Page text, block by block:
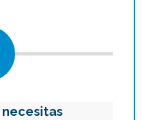
necesitas